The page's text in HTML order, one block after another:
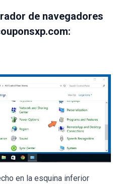
de navegadores
en la esquina inferior